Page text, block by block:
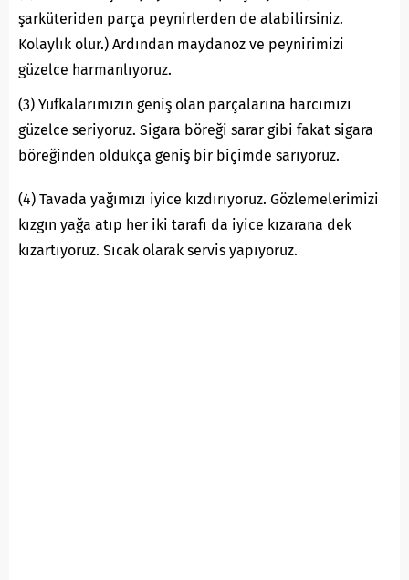
şarküteriden parça peynirlerden de alabilirsiniz.
Kolaylık olur.) Ardından maydanoz ve peynirimizi
güzelce harmanlıyoruz.
(3) Yufkalarımızın geniş olan parçalarına harcımızı
güzelce seriyoruz. Sigara böreği sarar gibi fakat sigara
böreğinden oldukça geniş bir biçimde sarıyoruz.
(4) Tavada yağımızı iyice kızdırıyoruz. Gözlemelerimizi
kızgın yağa atıp her iki tarafı da iyice kızarana dek
kızartıyoruz. Sıcak olarak servis yapıyoruz.